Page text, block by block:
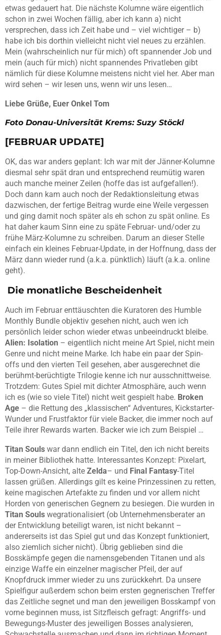
etwas gedauert hat. Die nächste Kolumne wäre eigentlich
schon in zwei Wochen fällig, aber ich kann a) nicht
versprechen, dass ich Zeit habe und – viel wichtiger – b)
habe ich bis dorthin vielleicht nicht viel neues zu erzählen.
Mein (wahrscheinlich nur für mich) oft spannender Job und
mein (auch für mich) nicht spannendes Privatleben gibt
nämlich für diese Kolumne meistens nicht viel her. Aber man
wird sehen – wir lesen uns, wenn wir uns lesen…
Liebe Grüße, Euer Onkel Tom
Foto Donau-Universität Krems: Suzy Stöckl
[FEBRUAR UPDATE]
OK, das war anders geplant: Ich war mit der Jänner-Kolumne
diesmal sehr spät dran und entsprechend reumütig waren
auch manche meiner Zeilen (hoffe das ist aufgefallen!).
Doch dann kam auch noch der Redaktionsleitung etwas
dazwischen, der fertige Beitrag wurde eine Weile vergessen
und ging damit noch später als eh schon zu spät online. Es
hat daher kaum Sinn eine zu späte Februar- und/oder zu
frühe März-Kolumne zu schreiben. Darum an dieser Stelle
einfach ein kleines Februar-Update, in der Hoffnung, dass der
März dann wieder rund (a.k.a. pünktlich) läuft (a.k.a. online
geht).
Die monatliche Bescheidenheit
Auch im Februar enttäuschten die Kuratoren des Humble
Monthly Bundle objektiv gesehen nicht, auch wen ich
persönlich leider schon wieder etwas unbeeindruckt bleibe.
Alien: Isolation – eigentlich nicht meine Art Spiel, nicht mein
Genre und nicht meine Marke. Ich habe ein paar der Spin-
offs und den vierten Teil gesehen, aber ausgerechnet die
berühmt-berüchtigte Trilogie kenne ich nur ausschnittweise.
Trotzdem: Gutes Spiel mit dichter Atmosphäre, auch wenn
ich es (wie so viele Titel) nicht weit gespielt habe. Broken
Age – die Rettung des „klassischen“ Adventures, Kickstarter-
Wunder und Frustfaktor für viele Backer, die immer noch auf
Teile ihrer Rewards warten. Backer wie ich zum Beispiel …
Titan Souls war dann endlich ein Titel, den ich nicht bereits
in meiner Bibliothek hatte. Interessantes Konzept: Pixelart,
Top-Down-Ansicht, alte Zelda– und Final Fantasy-Titel
lassen grüßen. Allerdings gilt es keine Prinzessinen zu retten,
keine magischen Artefakte zu finden und vor allem nicht
Horden von generischen Gegnern zu besiegen. Die wurden in
Titan Souls wegrationalisiert (ob Unternehmensberater an
der Entwicklung beteiligt waren, ist nicht bekannt –
andererseits ist das Spiel gut und das Konzept funktioniert,
also ziemlich sicher nicht). Übrig geblieben sind die
Bosskämpfe gegen die namensgebenden Titanen und als
einzige Waffe ein einzelner magischer Pfeil, der auf
Knopfdruck immer wieder zu uns zurückkehrt. Da unsere
Spielfigur außerdem schon beim ersten gegnerischen Treffer
das Zeitliche segnet und man den jeweiligen Bosskampf von
vorne beginnen muss, ist Sitzfleisch gefragt: Angriffs- und
Bewegungs-Muster des jeweiligen Bosses analysieren,